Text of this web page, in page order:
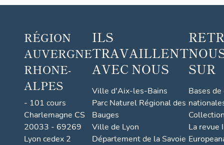
RÉGION
AUVERGNE
RHONE-
ALPES
- 101 cours
Charlemagne CS
20033 - 69269
Lyon cedex 2
ILS
TRAVAILLENT
AVEC NOUS
Ville d'Aix-les-Bains
Parc Naturel Régional des
Bauges
Ville de Lyon
Département de la Savoie
SUR
Bases
La revue